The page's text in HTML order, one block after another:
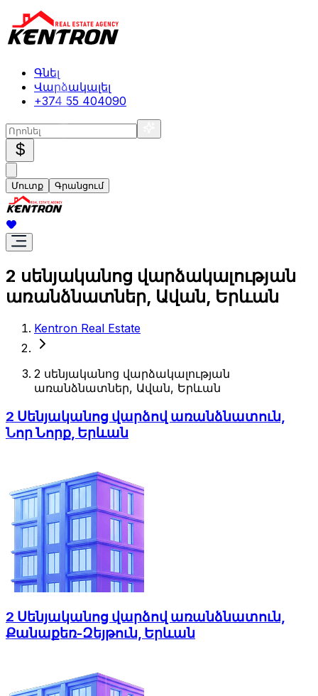
Գնել
Վարձակալել
+374 55 404090
$
Մուտք Գրանցում
2 սենյականոց վարձակալության
առանձնատներ, Ավան, Երևան
Kentron Real Estate
2 սենյականոց վարձակալության
առանձնատներ, Ավան, Երևան
2 Սենյականոց վարձով առանձնատուն,
Նոր Նորք, Երևան
2 Սենյականոց վարձով առանձնատուն,
Քանաքեռ-Զեյթուն, Երևան